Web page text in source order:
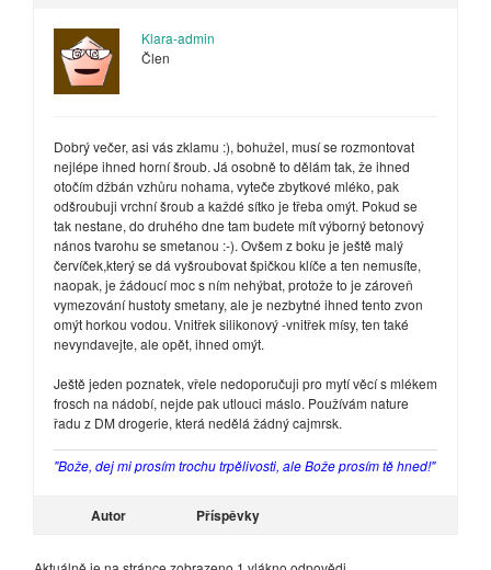
Klara-admin
Člen
Dobrý večer, asi vás zklamu :), bohužel, musí se rozmontovat
nejlépe ihned horní šroub. Já osobně to dělám tak, že ihned
otočím džbán vzhůru nohama, vyteče zbytkové mléko, pak
odšroubuji vrchní šroub a každé sítko je třeba omýt. Pokud se
tak nestane, do druhého dne tam budete mít výborný betonový
nános tvarohu se smetanou :-). Ovšem z boku je ještě malý
červíček,který se dá vyšroubovat špičkou klíče a ten nemusíte,
naopak, je žádoucí moc s ním nehýbat, protože to je zároveň
vymezování hustoty smetany, ale je nezbytné ihned tento zvon
omýt horkou vodou. Vnitřek silikonový -vnitřek mísy, ten také
nevyndavejte, ale opět, ihned omýt.
Ještě jeden poznatek, vřele nedoporučuji pro mytí věcí s mlékem
frosch na nádobí, nejde pak utlouci máslo. Používám nature
řadu z DM drogerie, která nedělá žádný cajmrsk.
"Bože, dej mi prosím trochu trpělivosti, ale Bože prosím tě hned!"
Autor Příspěvky